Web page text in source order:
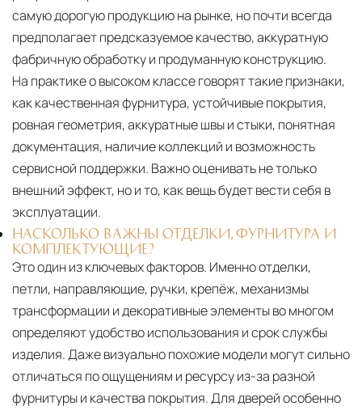
самую дорогую продукцию на рынке, но почти всегда
предполагает предсказуемое качество, аккуратную
фабричную обработку и продуманную конструкцию.
На практике о высоком классе говорят такие признаки,
как качественная фурнитура, устойчивые покрытия,
ровная геометрия, аккуратные швы и стыки, понятная
документация, наличие коллекций и возможность
сервисной поддержки. Важно оценивать не только
внешний эффект, но и то, как вещь будет вести себя в
эксплуатации.
НАСКОЛЬКО ВАЖНЫ ОТДЕЛКИ, ФУРНИТУРА И
КОМПЛЕКТУЮЩИЕ?
Это один из ключевых факторов. Именно отделки,
петли, направляющие, ручки, крепёж, механизмы
трансформации и декоративные элементы во многом
определяют удобство использования и срок службы
изделия. Даже визуально похожие модели могут сильно
отличаться по ощущениям и ресурсу из-за разной
фурнитуры и качества покрытия. Для дверей особенно